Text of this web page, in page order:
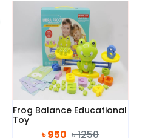
Frog Balance Educational
Toy
৳ 950 ৳ 1250